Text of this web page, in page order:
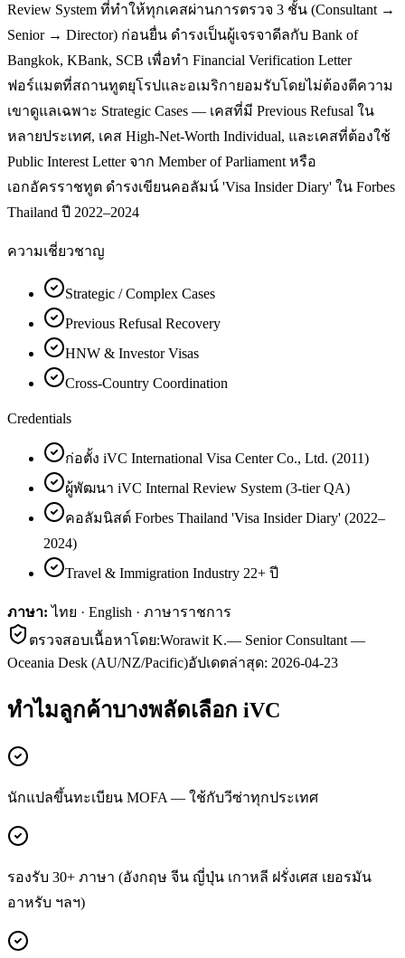
Review System ที่ทำให้ทุกเคสผ่านการตรวจ 3 ชั้น (Consultant →
Senior → Director) ก่อนยื่น ดำรงเป็นผู้เจรจาดีลกับ Bank of
Bangkok, KBank, SCB เพื่อทำ Financial Verification Letter
ฟอร์แมตที่สถานทูตยุโรปและอเมริกายอมรับโดยไม่ต้องตีความ
เขาดูแลเฉพาะ Strategic Cases — เคสที่มี Previous Refusal ใน
หลายประเทศ, เคส High-Net-Worth Individual, และเคสที่ต้องใช้
Public Interest Letter จาก Member of Parliament หรือ
เอกอัครราชทูต ดำรงเขียนคอลัมน์ 'Visa Insider Diary' ใน Forbes
Thailand ปี 2022–2024
ความเชี่ยวชาญ
Strategic / Complex Cases
Previous Refusal Recovery
HNW & Investor Visas
Cross-Country Coordination
Credentials
ก่อตั้ง iVC International Visa Center Co., Ltd. (2011)
ผู้พัฒนา iVC Internal Review System (3-tier QA)
คอลัมนิสต์ Forbes Thailand 'Visa Insider Diary' (2022–
2024)
Travel & Immigration Industry 22+ ปี
ภาษา: ไทย · English · ภาษาราชการ
ตรวจสอบเนื้อหาโดย:Worawit K.— Senior Consultant —
Oceania Desk (AU/NZ/Pacific)อัปเดตล่าสุด: 2026-04-23
ทำไมลูกค้าบางพลัดเลือก iVC
นักแปลขึ้นทะเบียน MOFA — ใช้กับวีซ่าทุกประเทศ
รองรับ 30+ ภาษา (อังกฤษ จีน ญี่ปุ่น เกาหลี ฝรั่งเศส เยอรมัน
อาหรับ ฯลฯ)